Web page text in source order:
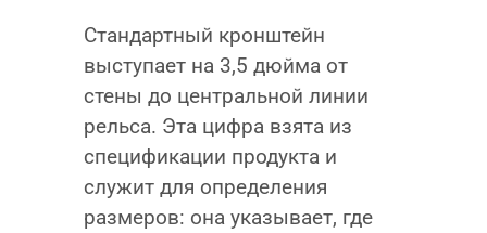
Стандартный кронштейн
выступает на 3,5 дюйма от
стены до центральной линии
рельса. Эта цифра взята из
спецификации продукта и
служит для определения
размеров: она указывает, где